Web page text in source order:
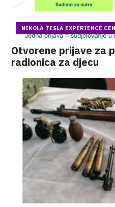
NIKOLA TESLA EXPERIENCE
Otvorene prijave za
radionica za djecu